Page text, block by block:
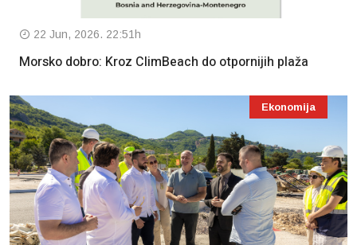
22 Jun, 2026. 22:51h
Morsko dobro: Kroz ClimBeach do otpornijih plaža
Ekonomija